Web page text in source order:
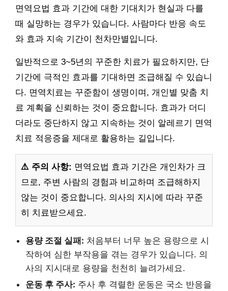
면역요법 효과 기간에 대한 기대치가 현실과 다를
때 실망하는 경우가 있습니다. 사람마다 반응 속도
와 효과 지속 기간이 천차만별입니다.
일반적으로 3~5년의 꾸준한 치료가 필요하지만, 단
기간에 극적인 효과를 기대하면 조급해질 수 있습니
다. 면역치료는 꾸준함이 생명이며, 개인별 맞춤 치
료 계획을 신뢰하는 것이 중요합니다. 효과가 더디
더라도 중단하지 않고 지속하는 것이 알레르기 면역
치료 적응증을 제대로 활용하는 길입니다.
⚠️ 주의 사항: 면역요법 효과 기간은 개인차가 크
므로, 주변 사람의 경험과 비교하며 조급해하지
않는 것이 중요합니다. 의사의 지시에 따라 꾸준
히 치료받으세요.
용량 조절 실패: 처음부터 너무 높은 용량으로 시
작하여 심한 부작용을 겪는 경우가 있습니다. 의
사의 지시대로 용량을 천천히 늘려가세요.
운동 후 주사: 주사 후 격렬한 운동은 국소 반응을